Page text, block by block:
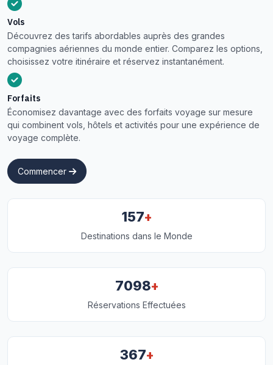
Vols
Découvrez des tarifs abordables auprès des grandes
compagnies aériennes du monde entier. Comparez les options,
choisissez votre itinéraire et réservez instantanément.
Forfaits
Économisez davantage avec des forfaits voyage sur mesure
qui combinent vols, hôtels et activités pour une expérience de
voyage complète.
Commencer
157+
Destinations dans le Monde
7098+
Réservations Effectuées
367+